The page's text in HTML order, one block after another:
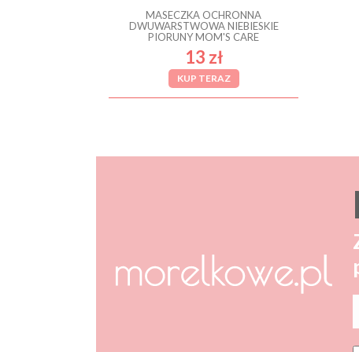
MASECZKA OCHRONNA
DWUWARSTWOWA NIEBIESKIE
PIORUNY MOM'S CARE
13 zł
KUP TERAZ